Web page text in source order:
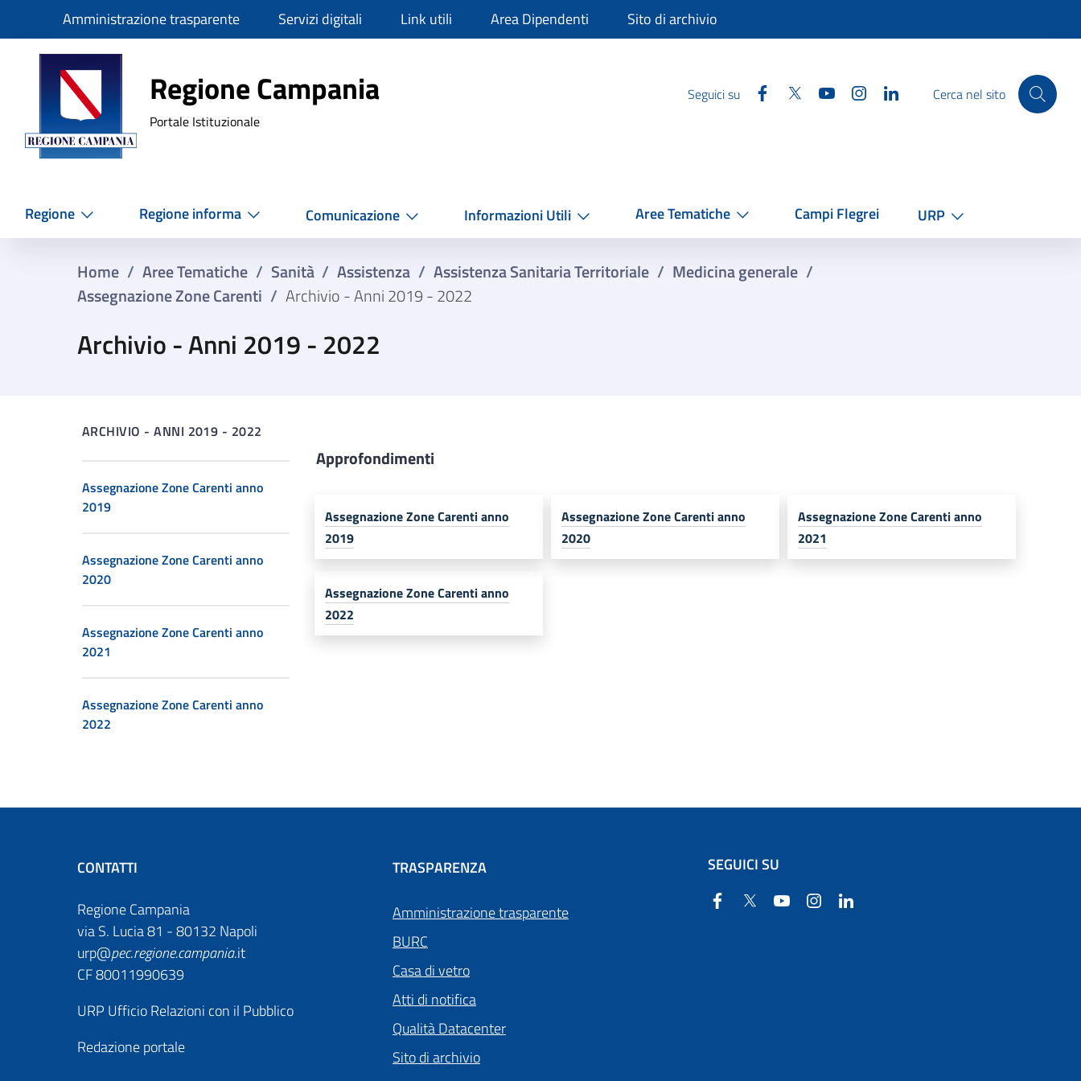
SlimAmministrazione trasparente Servizi digitali Link utili Area Dipendenti Sito di archivio
Regione Campania
Regione Campania
Portale Istituzionale
Seguici su Facebook
Twitter YouTube InstagramLinkedinCerca nel sito
Regione Regione informa Comunicazione Informazioni Utili Aree Tematiche Campi Flegrei URP
Home / Aree Tematiche / Sanità / Assistenza / Assistenza Sanitaria Territoriale / Medicina generale /
Assegnazione Zone Carenti​ / Archivio - Anni 2019 - 2022
Archivio - Anni 2019 - 2022
ARCHIVIO - ANNI 2019 - 2022
Assegnazione Zone Carenti​ anno
2019
Assegnazione Zone Carenti​ anno
2020
Assegnazione Zone Carenti​ anno
2021
Assegnazione Zone Carenti​ anno
2022
Approfondimenti
Assegnazione Zone Carenti​ anno
2019
Assegnazione Zone Carenti​ anno
2020
Assegnazione Zone Carenti​ anno
2021
Assegnazione Zone Carenti​ anno
2022
CONTATTI
Regione Campania
via S. Lucia 81 - 80132 Napoli
urp@pec.regione.campania.it
CF 80011990639
URP Ufficio Relazioni con il Pubblico
Redazione portale
TRASPARENZA
Amministrazione trasparente
BURC
Casa di vetro
Atti di notifica
Qualità Datacenter
Sito di archivio
SEGUICI SU
Facebook
Twitter YouTube Instagram